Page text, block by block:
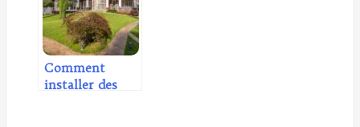
Comment
installer des